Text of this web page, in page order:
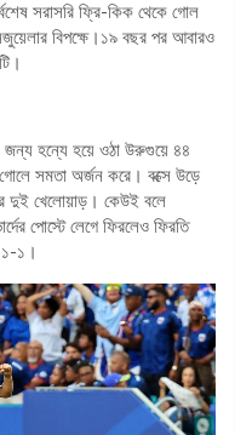
সরাসরি ফ্রি-কিক থেকে গোল
বিপক্ষে।১৯ বছর পর আবারও
জন্য হন্যে হয়ে ওঠা উরুগুয়ে ৪৪
গোলে সমতা অর্জন করে। বক্সে উড়ে
দুই খেলোয়াড়। কেউই বলে
পোস্টে লেগে ফিরলেও ফিরতি
১-১।